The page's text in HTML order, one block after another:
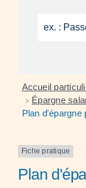
Accueil
> Épargne
Plan d'épargne
Fiche pratique
Plan